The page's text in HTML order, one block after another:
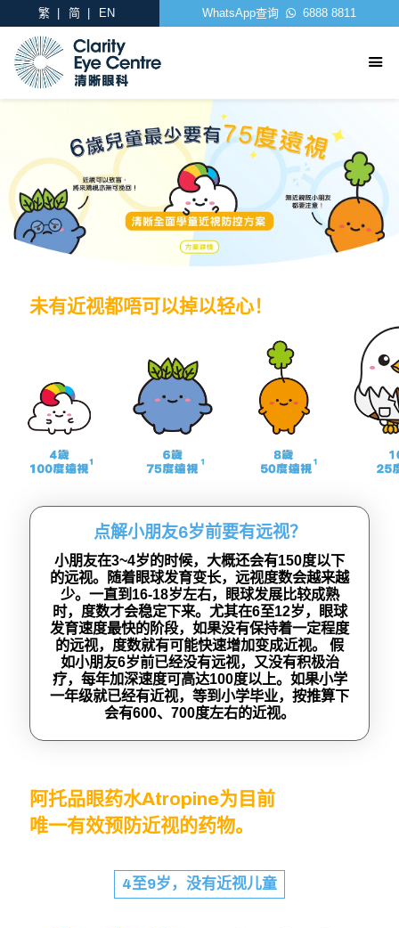
繁 简 EN WhatsApp查询 6888 8811
未有近视都唔可以掉以轻心！
点解小朋友6岁前要有远视？
小朋友在3~4岁的时候，大概还会有150度以下
的远视。随着眼球发育变长，远视度数会越来越
少。一直到16-18岁左右，眼球发展比较成熟
时，度数才会稳定下来。尤其在6至12岁，眼球
发育速度最快的阶段，如果没有保持着一定程度
的远视，度数就有可能快速增加变成近视。 假
如小朋友6岁前已经没有远视，又没有积极治
疗，每年加深速度可高达100度以上。如果小学
一年级就已经有近视，等到小学毕业，按推算下
会有600、700度左右的近视。
阿托品眼药水Atropine为目前
唯一有效预防近视的药物。
4至9岁，没有近视儿童